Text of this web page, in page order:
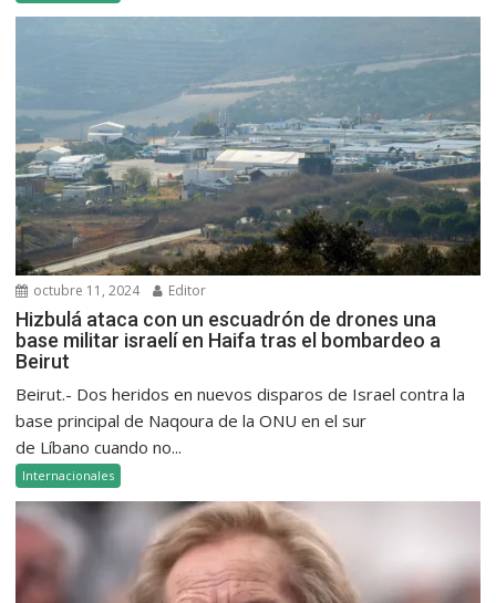
octubre 11, 2024 Editor
Hizbulá ataca con un escuadrón de drones una
base militar israelí en Haifa tras el bombardeo a
Beirut
Beirut.- Dos heridos en nuevos disparos de Israel contra la
base principal de Naqoura de la ONU en el sur
de Líbano cuando no...
Internacionales